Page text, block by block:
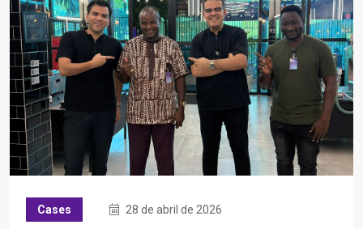
Cases 28 de abril de 2026